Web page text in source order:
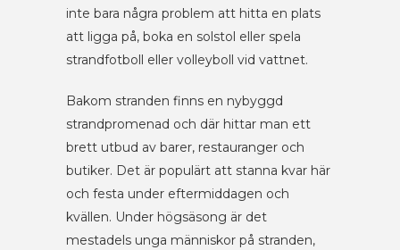
inte bara några problem att hitta en plats
att ligga på, boka en solstol eller spela
strandfotboll eller volleyboll vid vattnet.
Bakom stranden finns en nybyggd
strandpromenad och där hittar man ett
brett utbud av barer, restauranger och
butiker. Det är populärt att stanna kvar här
och festa under eftermiddagen och
kvällen. Under högsäsong är det
mestadels unga människor på stranden,